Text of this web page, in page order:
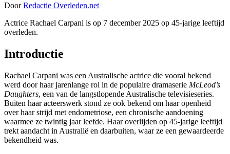
Door Redactie Overleden.net
Actrice Rachael Carpani is op 7 december 2025 op 45-jarige leeftijd
overleden.
Introductie
Rachael Carpani was een Australische actrice die vooral bekend
werd door haar jarenlange rol in de populaire dramaserie McLeod’s
Daughters, een van de langstlopende Australische televisieseries.
Buiten haar acteerswerk stond ze ook bekend om haar openheid
over haar strijd met endometriose, een chronische aandoening
waarmee ze twintig jaar leefde. Haar overlijden op 45-jarige leeftijd
trekt aandacht in Australië en daarbuiten, waar ze een gewaardeerde
bekendheid was.